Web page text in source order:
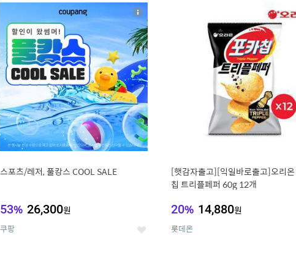
18
스포츠/레저, 풀캉스 COOL SALE
53% 26,300원
쿠팡 좋
상
세
[햇감자출고][익일바로출고]오리
칩 트리플페퍼 60g 12개
20% 14,880원
롯데온